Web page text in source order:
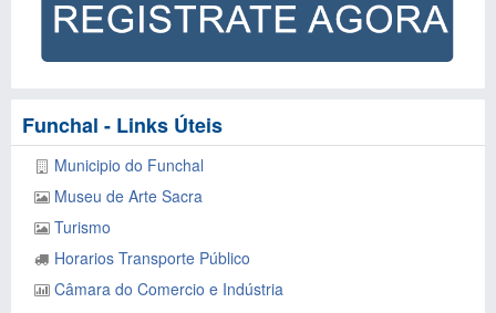
Funchal - Links Úteis
Municipio do Funchal
Museu de Arte Sacra
Turismo
Horarios Transporte Público
Câmara do Comercio e Indústria